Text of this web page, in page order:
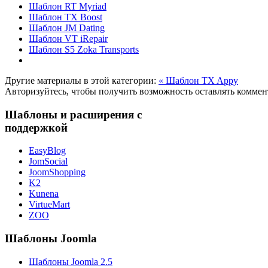
Шаблон RT Myriad
Шаблон TX Boost
Шаблон JM Dating
Шаблон VT iRepair
Шаблон S5 Zoka Transports
Другие материалы в этой категории: « Шаблон TX Appy
Авторизуйтесь, чтобы получить возможность оставлять
Шаблоны и расширения с
поддержкой
EasyBlog
JomSocial
JoomShopping
K2
Kunena
VirtueMart
ZOO
Шаблоны Joomla
Шаблоны Joomla 2.5